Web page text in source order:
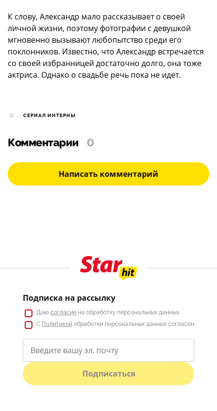
К слову, Александр мало рассказывает о своей
личной жизни, поэтому фотографии с девушкой
мгновенно вызывают любопытство среди его
поклонников. Известно, что Александр встречается
со своей избранницей достаточно долго, она тоже
актриса. Однако о свадьбе речь пока не идет.
СЕРИАЛ ИНТЕРНЫ
Комментарии 0
Написать комментарий
Подписка на рассылку
Даю согласие на обработку персональных данных
С Политикой обработки персональных данных согласен
Подписаться